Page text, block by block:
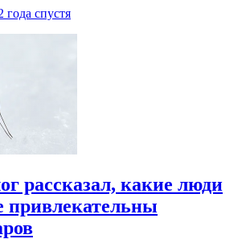
года спустя
рассказал, какие люди
привлекательны